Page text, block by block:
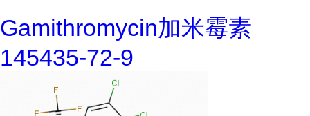
Gamithromycin加米霉素
145435-72-9